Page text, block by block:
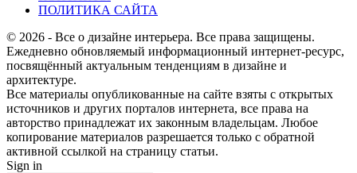
ПОЛИТИКА САЙТА
© 2026 - Все о дизайне интерьера. Все права защищены.
Ежедневно обновляемый информационный интернет-ресурс,
посвящённый актуальным тенденциям в дизайне и
архитектуре.
Все материалы опубликованные на сайте взяты с открытых
источников и других порталов интернета, все права на
авторство принадлежат их законным владельцам. Любое
копирование материалов разрешается только с обратной
активной ссылкой на страницу статьи.
Sign in